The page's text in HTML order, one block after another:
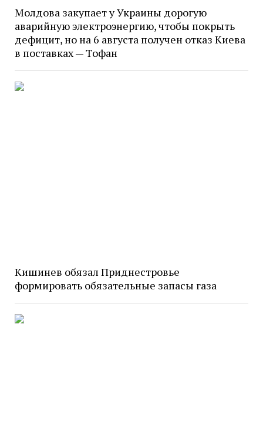
Молдова закупает у Украины дорогую
аварийную электроэнергию, чтобы покрыть
дефицит, но на 6 августа получен отказ Киева
в поставках — Тофан
Кишинев обязал Приднестровье
формировать обязательные запасы газа